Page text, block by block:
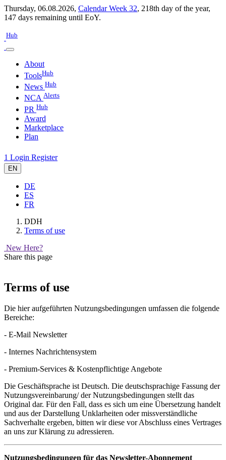
Thursday, 06.08.2026, Calendar Week 32, 218th day of the year,
147 days remaining until EoY.
Hub
About
ToolsHub
News Hub
NCA Alerts
PR Hub
Award
Marketplace
Plan
1 Login Register
EN
DE
ES
FR
DDH
Terms of use
New Here?
Share this page
Terms of use
Die hier aufgeführten Nutzungsbedingungen umfassen die folgende
Bereiche:
- E-Mail Newsletter
- Internes Nachrichtensystem
- Premium-Services & Kostenpflichtige Angebote
Die Geschäftsprache ist Deutsch. Die deutschsprachige Fassung der
Nutzungsvereinbarung/ der Nutzungsbedingungen stellt das
Original dar. Für den Fall, dass es sich um eine Übersetzung handelt
und aus der Darstellung Unklarheiten oder missverständliche
Sachverhalte ergeben, bitten wir diese vor Abschluss eines Vertrages
an uns zur Klärung zu adressieren.
Nutzungsbedingungen für das Newsletter-Abonnement